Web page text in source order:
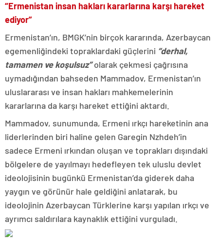
“Ermenistan insan hakları kararlarına karşı hareket
ediyor”
Ermenistan’ın, BMGK’nin birçok kararında, Azerbaycan
egemenliğindeki topraklardaki güçlerini “derhal,
tamamen ve koşulsuz”olarak çekmesi çağrısına
uymadığından bahseden Mammadov, Ermenistan’ın
uluslararası ve insan hakları mahkemelerinin
kararlarına da karşı hareket ettiğini aktardı.
Mammadov, sunumunda, Ermeni ırkçı hareketinin ana
liderlerinden biri haline gelen Garegin Nzhdeh’in
sadece Ermeni ırkından oluşan ve toprakları dışındaki
bölgelere de yayılmayı hedefleyen tek uluslu devlet
ideolojisinin bugünkü Ermenistan’da giderek daha
yaygın ve görünür hale geldiğini anlatarak, bu
ideolojinin Azerbaycan Türklerine karşı yapılan ırkçı ve
ayrımcı saldırılara kaynaklık ettiğini vurguladı.